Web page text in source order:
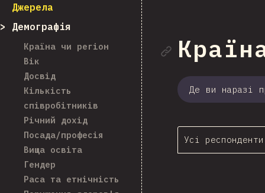
Джерела
Демографія
Країна чи регіон
Вік
Досвід
Кількість
співробітників
Річний дохід
Посада/професія
Вища освіта
Гендер
Раса та етнічність
Де ви наразі
Усі респонденти